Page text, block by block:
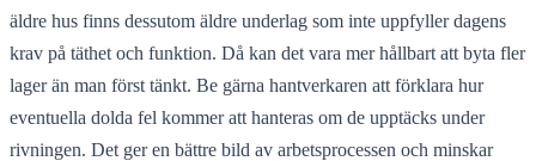
äldre hus finns dessutom äldre underlag som inte uppfyller dagens
krav på täthet och funktion. Då kan det vara mer hållbart att byta fler
lager än man först tänkt. Be gärna hantverkaren att förklara hur
eventuella dolda fel kommer att hanteras om de upptäcks under
rivningen. Det ger en bättre bild av arbetsprocessen och minskar